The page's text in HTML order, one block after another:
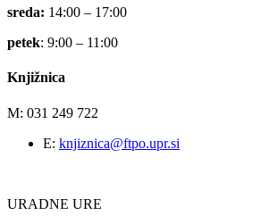
sreda: 14:00 – 17:00
petek: 9:00 – 11:00
Knjižnica
M: 031 249 722
E: knjiznica@ftpo.upr.si
URADNE URE